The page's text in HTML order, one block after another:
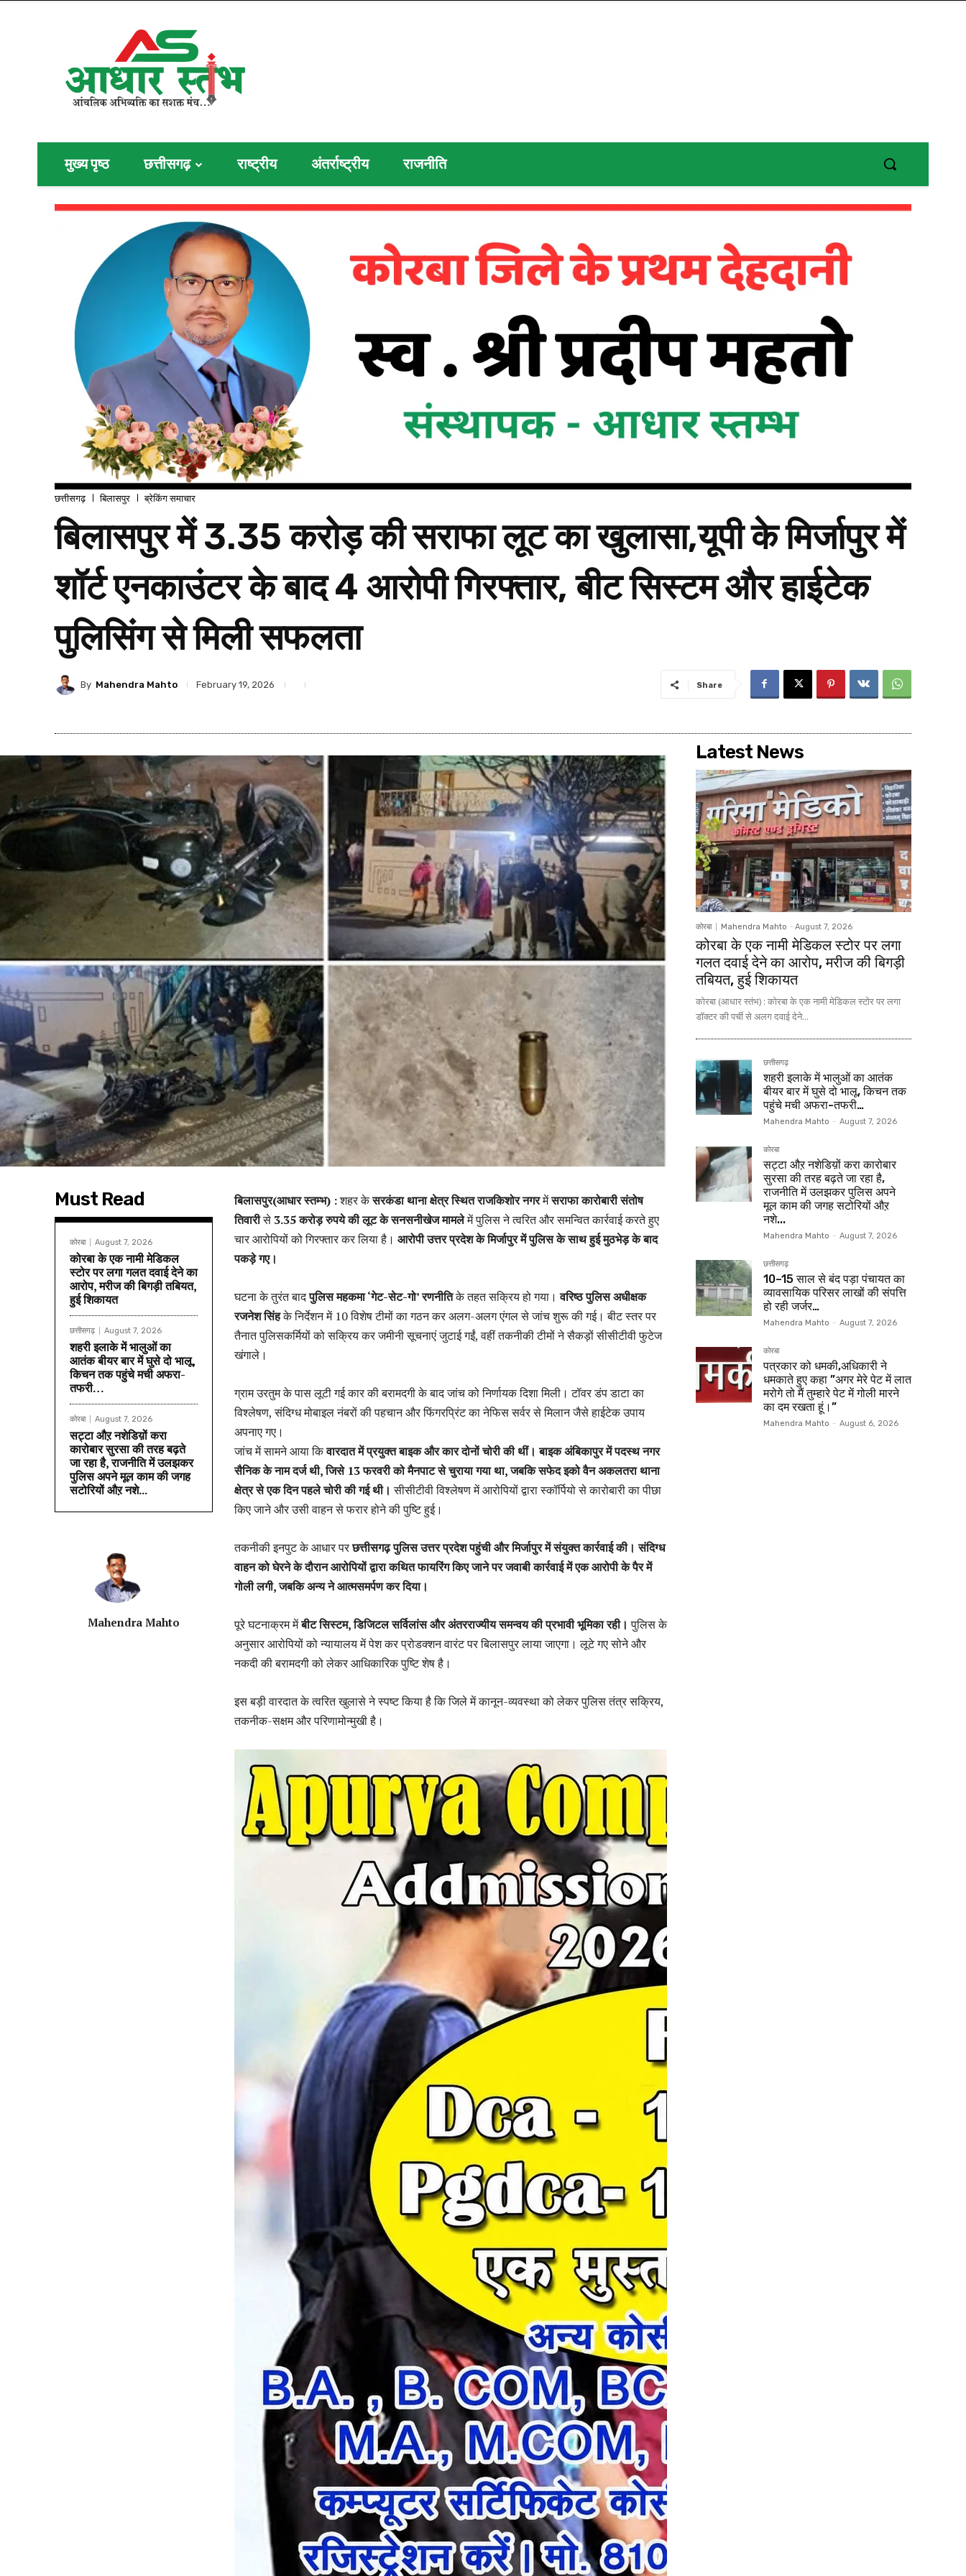
मुख्य पृष्ठ छत्तीसगढ़ राष्ट्रीय अंतर्राष्ट्रीय राजनीति
छत्तीसगढ़ बिलासपुर ब्रेकिंग समाचार
बिलासपुर में 3.35 करोड़ की सराफा लूट का खुलासा,यूपी के मिर्जापुर में
शॉर्ट एनकाउंटर के बाद 4 आरोपी गिरफ्तार, बीट सिस्टम और हाईटेक
पुलिसिंग से मिली सफलता
By Mahendra Mahto February 19, 2026 Share
Must Read
कोरबा August 7, 2026
कोरबा के एक नामी मेडिकल
स्टोर पर लगा गलत दवाई देने का
आरोप, मरीज की बिगड़ी तबियत,
हुई शिकायत
छत्तीसगढ़ August 7, 2026
शहरी इलाके में भालुओं का
आतंक बीयर बार में घुसे दो भालू,
किचन तक पहुंचे मची अफरा-
तफरी…
कोरबा August 7, 2026
सट्टा औऱ नशेडिय़ों करा
कारोबार सुरसा की तरह बढ़ते
जा रहा है, राजनीति में उलझकर
पुलिस अपने मूल काम की जगह
सटोरियों औऱ नशे...
Mahendra Mahto
बिलासपुर(आधार स्तम्भ) :शहर केसरकंडा थाना क्षेत्र स्थित राजकिशोर नगरमेंसराफा कारोबारी संतोष
तिवारीसे 3.35 करोड़रुपये की लूट के सनसनीखेज मामलेमें पुलिस ने त्वरित और समन्वित कार्रवाई करते हुए
चार आरोपियों को गिरफ्तार कर लिया है। आरोपी उत्तर प्रदेश के मिर्जापुर में पुलिस के साथ हुई मुठभेड़ के बाद
पकड़े गए।
घटना के तुरंत बादपुलिस महकमा ‘गेट-सेट-गो’ रणनीतिके तहत सक्रिय हो गया। वरिष्ठ पुलिस अधीक्षक
रजनेश सिंहके निर्देशन में 10 विशेष टीमों का गठन कर अलग-अलग एंगल से जांच शुरू की गई। बीट स्तर पर
तैनात पुलिसकर्मियों को सक्रिय कर जमीनी सूचनाएं जुटाई गईं, वहीं तकनीकी टीमों ने सैकड़ों सीसीटीवी फुटेज
खंगाले।
ग्राम उरतुम के पास लूटी गई कार की बरामदगी के बाद जांच को निर्णायक दिशा मिली। टॉवर डंप डाटा का
विश्लेषण, संदिग्ध मोबाइल नंबरों की पहचान और फिंगरप्रिंट का नेफिस सर्वर से मिलान जैसे हाईटेक उपाय
अपनाए गए।
जांच में सामने आया किवारदात में प्रयुक्त बाइक और कार दोनों चोरी की थीं। बाइक अंबिकापुर में पदस्थ नगर
सैनिक के नाम दर्ज थी, जिसे 13 फरवरी को मैनपाट से चुराया गया था, जबकि सफेद इको वैन अकलतरा थाना
क्षेत्र से एक दिन पहले चोरी की गई थी। सीसीटीवी विश्लेषण में आरोपियों द्वारा स्कॉर्पियो से कारोबारी का पीछा
किए जाने और उसी वाहन से फरार होने की पुष्टि हुई।
तकनीकी इनपुट के आधार परछत्तीसगढ़ पुलिस उत्तर प्रदेश पहुंची और मिर्जापुर में संयुक्त कार्रवाई की। संदिग्ध
वाहन को घेरने के दौरान आरोपियों द्वारा कथित फायरिंग किए जाने पर जवाबी कार्रवाई में एक आरोपी के पैर में
गोली लगी, जबकि अन्य ने आत्मसमर्पण कर दिया।
पूरे घटनाक्रम मेंबीट सिस्टम, डिजिटल सर्विलांस और अंतरराज्यीय समन्वय की प्रभावी भूमिका रही। पुलिस के
अनुसार आरोपियों को न्यायालय में पेश कर प्रोडक्शन वारंट पर बिलासपुर लाया जाएगा। लूटे गए सोने और
नकदी की बरामदगी को लेकर आधिकारिक पुष्टि शेष है।
इस बड़ी वारदात के त्वरित खुलासे ने स्पष्ट किया है कि जिले में कानून-व्यवस्था को लेकर पुलिस तंत्र सक्रिय,
तकनीक-सक्षम और परिणामोन्मुखी है।
Latest News
कोरबा Mahendra Mahto - August 7, 2026
कोरबा के एक नामी मेडिकल स्टोर पर लगा
गलत दवाई देने का आरोप, मरीज की बिगड़ी
तबियत, हुई शिकायत
कोरबा (आधार स्तंभ) : कोरबा के एक नामी मेडिकल स्टोर पर लगा
डॉक्टर की पर्ची से अलग दवाई देने...
छत्तीसगढ़
शहरी इलाके में भालुओं का आतंक
बीयर बार में घुसे दो भालू, किचन तक
पहुंचे मची अफरा-तफरी…
Mahendra Mahto - August 7, 2026
कोरबा
सट्टा औऱ नशेडिय़ों करा कारोबार
सुरसा की तरह बढ़ते जा रहा है,
राजनीति में उलझकर पुलिस अपने
मूल काम की जगह सटोरियों औऱ
नशे...
Mahendra Mahto - August 7, 2026
छत्तीसगढ़
10–15 साल से बंद पड़ा पंचायत का
व्यावसायिक परिसर लाखों की संपत्ति
हो रही जर्जर…
Mahendra Mahto - August 7, 2026
कोरबा
पत्रकार को धमकी,अधिकारी ने
धमकाते हुए कहा ”अगर मेरे पेट में लात
मरोगे तो मैं तुम्हारे पेट में गोली मारने
का दम रखता हूं।”
Mahendra Mahto - August 6, 2026